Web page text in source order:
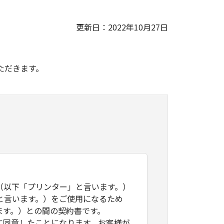
更新日：2022年10月27日
きます。
下「プリンター」と言います。）
います。）をご使用になるため
。）との間の契約書です。